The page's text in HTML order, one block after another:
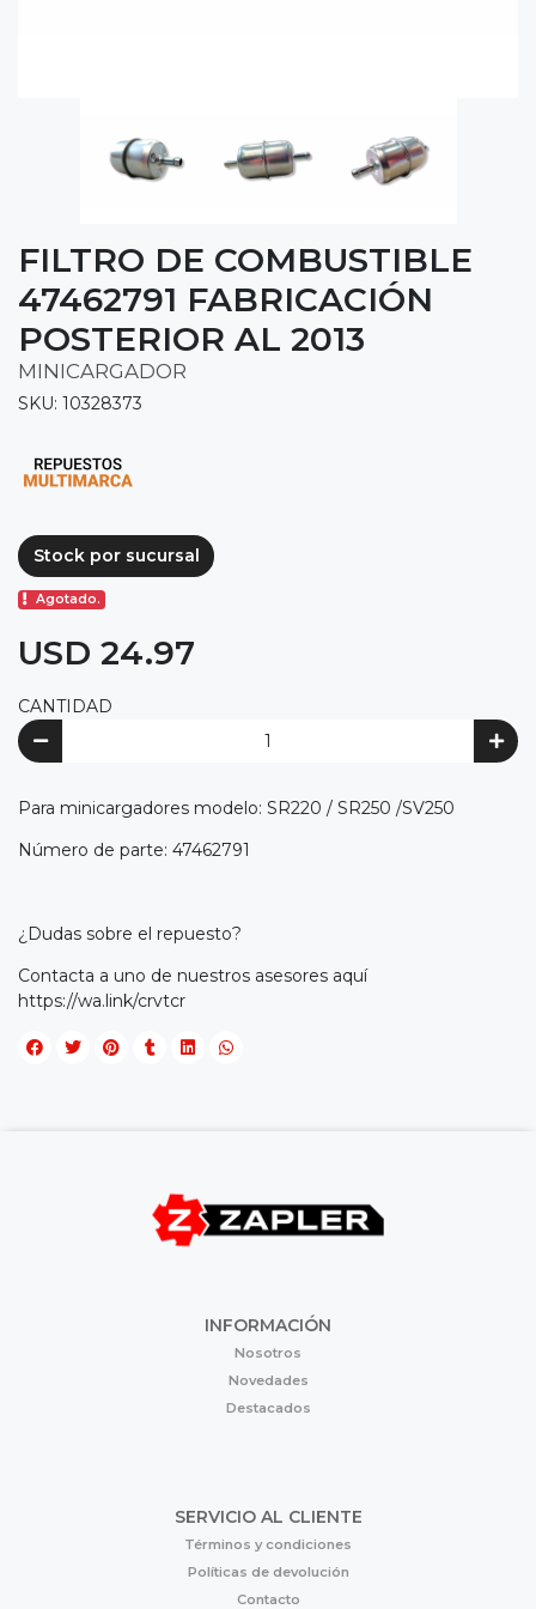
FILTRO DE COMBUSTIBLE
47462791 FABRICACIÓN
POSTERIOR AL 2013
MINICARGADOR
SKU: 10328373
Stock por sucursal
Agotado.
USD 24.97
CANTIDAD
Para minicargadores modelo: SR220 / SR250 /SV250
Número de parte: 47462791
¿Dudas sobre el repuesto?
Contacta a uno de nuestros asesores aquí
https://wa.link/crvtcr
INFORMACIÓN
Nosotros
Novedades
Destacados
SERVICIO AL CLIENTE
Términos y condiciones
Políticas de devolución
Contacto